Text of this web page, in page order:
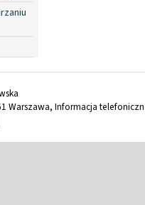
Warszawa, Informacja